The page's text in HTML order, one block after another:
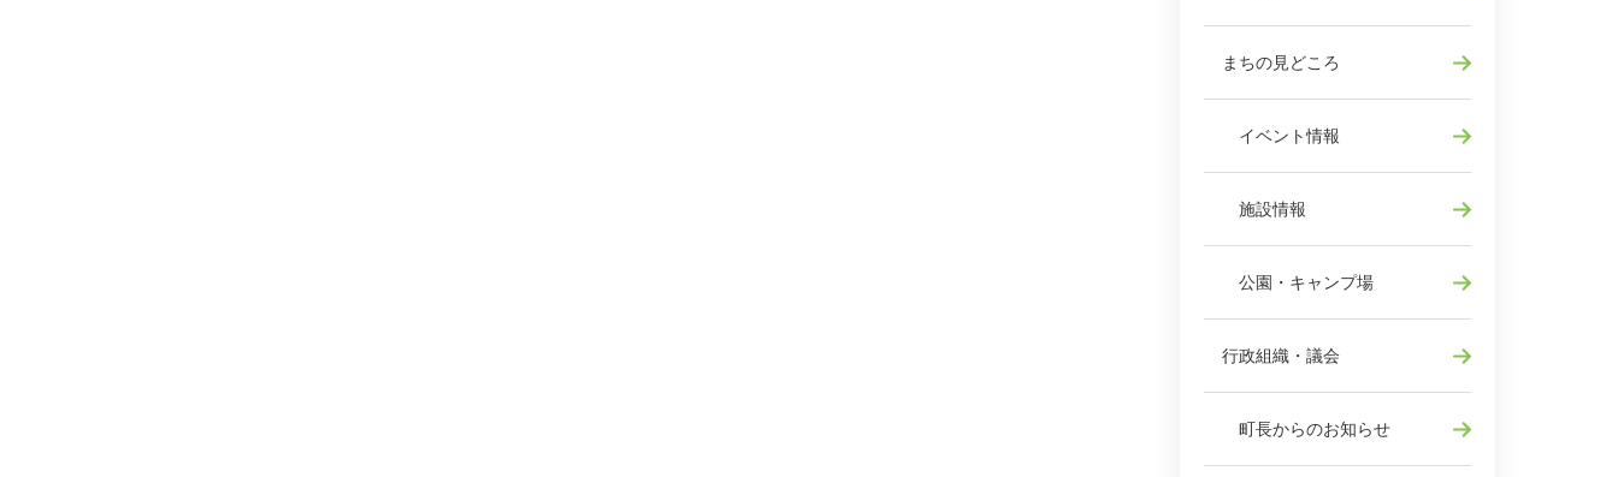
まちの見どころ
イベント情報
施設情報
公園・キャンプ場
行政組織・議会
町長からのお知らせ